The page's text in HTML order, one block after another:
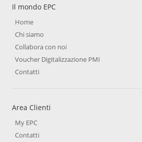
Il mondo EPC
Home
Chi siamo
Collabora con noi
Voucher Digitalizzazione PMI
Contatti
Area Clienti
My EPC
Contatti